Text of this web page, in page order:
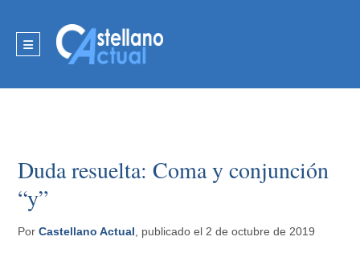
Duda resuelta: Coma y conjunción
“y”
PorCastellano Actual , publicado el 2 de octubre de 2019